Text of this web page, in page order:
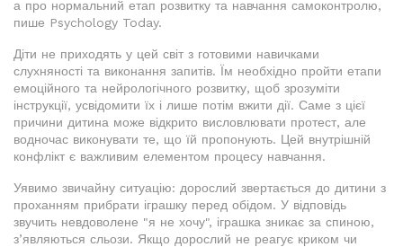
а про нормальний етап розвитку та навчання самоконтролю,
пише Psychology Today.
Діти не приходять у цей світ з готовими навичками
слухняності та виконання запитів. Їм необхідно пройти етапи
емоційного та нейрологічного розвитку, щоб зрозуміти
інструкції, усвідомити їх і лише потім вжити дії. Саме з цієї
причини дитина може відкрито висловлювати протест, але
водночас виконувати те, що їй пропонують. Цей внутрішній
конфлікт є важливим елементом процесу навчання.
Уявимо звичайну ситуацію: дорослий звертається до дитини з
проханням прибрати іграшку перед обідом. У відповідь
звучить невдоволене "я не хочу", іграшка зникає за спиною,
з’являються сльози. Якщо дорослий не реагує криком чи